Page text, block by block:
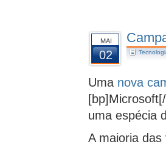
MAI
02
Uma nova
uma espécia
A maioria das